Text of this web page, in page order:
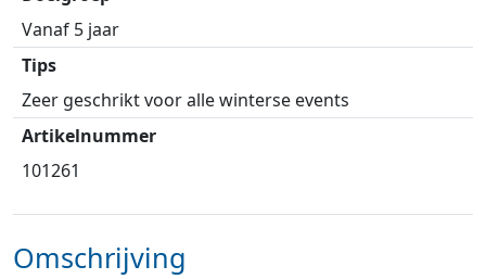
Vanaf 5 jaar
Tips
Zeer geschrikt voor alle winterse events
Artikelnummer
101261
Omschrijving